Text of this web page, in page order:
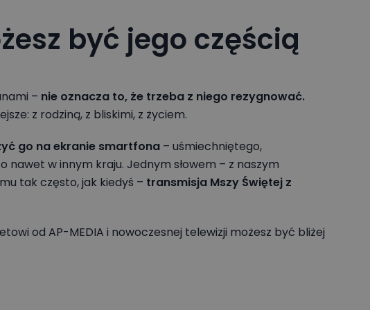
być jego częścią
– nie oznacza to, że trzeba z niego rezygnować.
z rodziną, z bliskimi, z życiem.
go na ekranie smartfona – uśmiechniętego,
w innym kraju. Jednym słowem – z naszym
tak często, jak kiedyś – transmisja Mszy Świętej z
od AP-MEDIA i nowoczesnej telewizji możesz być bliżej